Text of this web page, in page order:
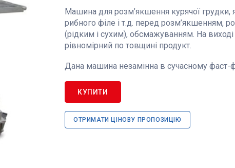
Машина для розм’якшення курячої грудки,
рибного філе і т.д. перед розм’якшенням,
(рідким і сухим), обсмажуванням. На
рівномірний по товщині продукт.
Дана машина незамінна в сучасному фаст-
КУПИТИ
ОТРИМАТИ ЦІНОВУ ПРОПОЗИЦІЮ